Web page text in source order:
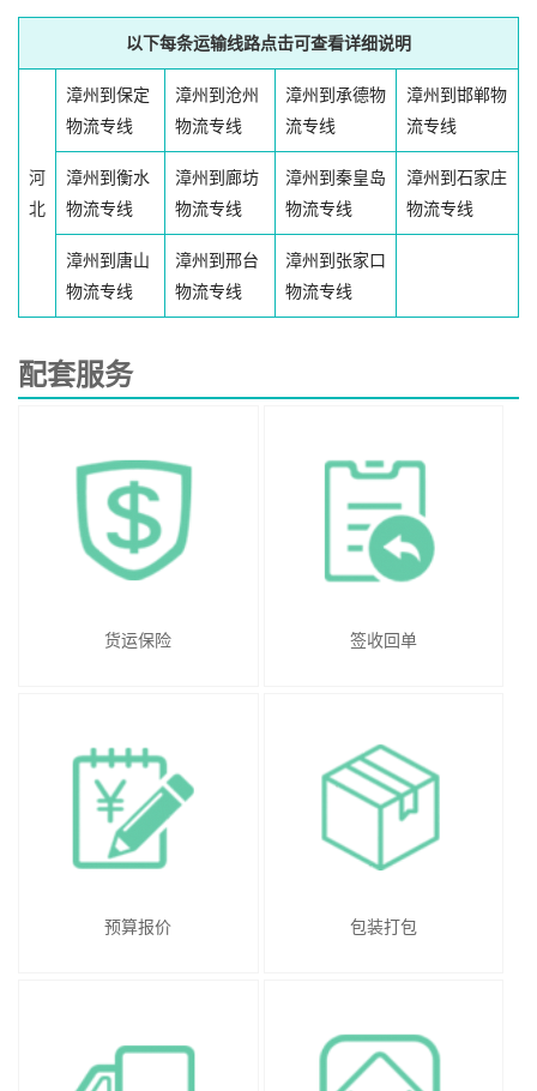
以下每条运输线路点击可查看详细说明
河
北
漳州到保定
物流专线
漳州到沧州
物流专线
漳州到承德物
流专线
漳州到邯郸物
流专线
漳州到衡水
物流专线
漳州到廊坊
物流专线
漳州到秦皇岛
物流专线
漳州到石家庄
物流专线
漳州到唐山
物流专线
漳州到邢台
物流专线
漳州到张家口
物流专线
配套服务
货运保险 签收回单
预算报价 包装打包